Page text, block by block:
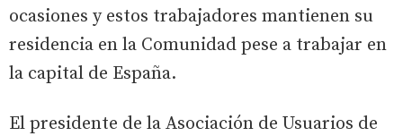
ocasiones y estos trabajadores mantienen su
residencia en la Comunidad pese a trabajar en
la capital de España.
El presidente de la Asociación de Usuarios de